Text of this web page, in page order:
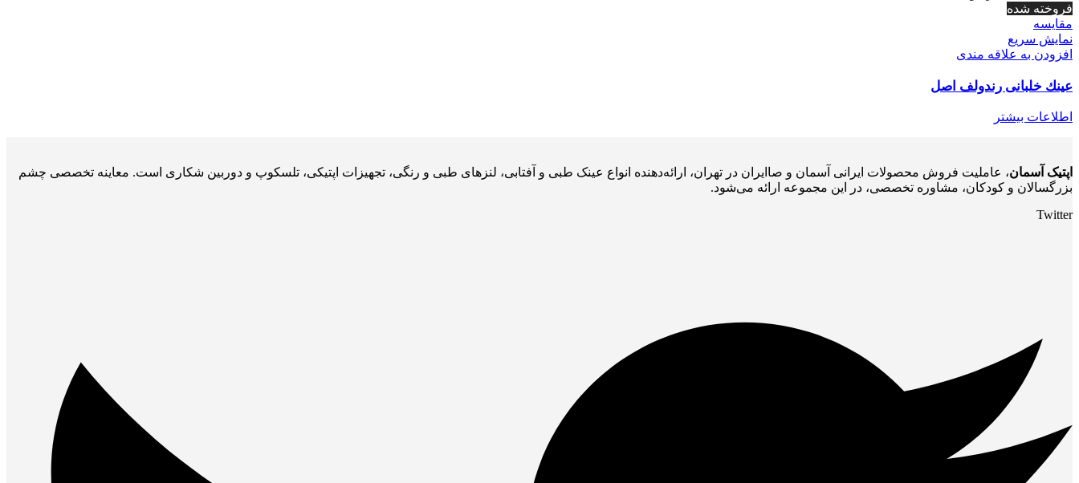
فروخته شده
مقايسه
نمایش سریع
افزودن به علاقه مندی
عينك خلبانی رندولف اصل
اطلاعات بیشتر
اپتیک آسمان، عاملیت فروش محصولات ایرانی آسمان و صاایران در تهران، ارائه‌دهنده انواع عینک طبی و آفتابی، لنزهای طبی و رنگی، تجهیزات اپتیکی، تلسکوپ و دوربین شکاری است. معاینه تخصصی چشم
بزرگسالان و کودکان، مشاوره تخصصی، در این مجموعه ارائه می‌شود.
Twitter